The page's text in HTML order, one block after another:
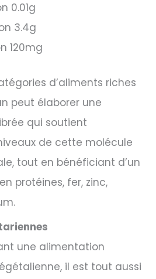
0.01g
3.4g
120mg
d’aliments riches
peut élaborer une
qui soutient
de cette molécule
tout en bénéficiant d’un
protéines, fer, zinc,
une alimentation
il est tout aussi